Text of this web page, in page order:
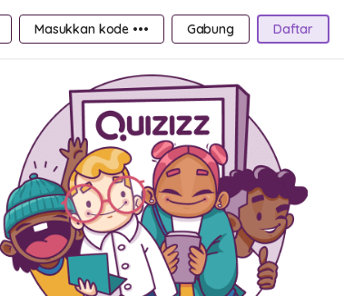
Masukkan kode ••• Gabung Daftar